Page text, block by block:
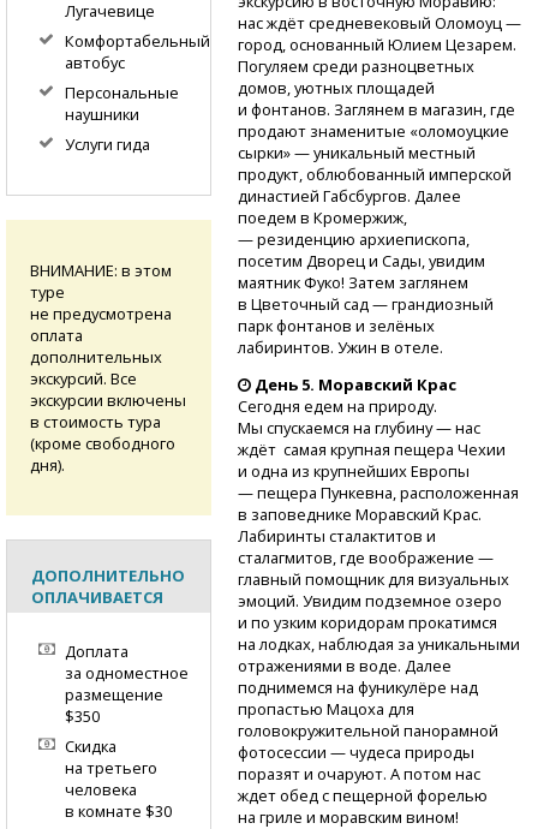
нас ждёт средневековый Оломоуц —
город, основанный Юлием Цезарем.
Погуляем среди разноцветных
домов, уютных площадей
и фонтанов. Заглянем в магазин, где
продают знаменитые «оломоуцкие
сырки» — уникальный местный
продукт, облюбованный имперской
династией Габсбургов. Далее
поедем в Кромержиж,
— резиденцию архиепископа,
посетим Дворец и Сады, увидим
маятник Фуко! Затем заглянем
в Цветочный сад — грандиозный
парк фонтанов и зелёных
лабиринтов. Ужин в отеле.
День 5. Моравский Крас
Сегодня едем на природу.
Мы спускаемся на глубину — нас
ждёт самая крупная пещера Чехии
и одна из крупнейших Европы
— пещера Пункевна, расположенная
в заповеднике Моравский Крас.
Лабиринты сталактитов и
сталагмитов, где воображение —
главный помощник для визуальных
эмоций. Увидим подземное озеро
и по узким коридорам прокатимся
на лодках, наблюдая за уникальными
отражениями в воде. Далее
поднимемся на фуникулёре над
пропастью Мацоха для
головокружительной панорамной
фотосессии — чудеса природы
поразят и очаруют. А потом нас
ждет обед с пещерной форелью
на гриле и моравским вином!
Лугачевице
Комфортабельный
автобус
Персональные
наушники
Услуги гида
ВНИМАНИЕ: в этом
туре
не предусмотрена
оплата
дополнительных
экскурсий. Все
экскурсии включены
в стоимость тура
(кроме свободного
дня).
ДОПОЛНИТЕЛЬНО
ОПЛАЧИВАЕТСЯ
Доплата
за одноместное
размещение
$350
Скидка
на третьего
человека
в комнате $30